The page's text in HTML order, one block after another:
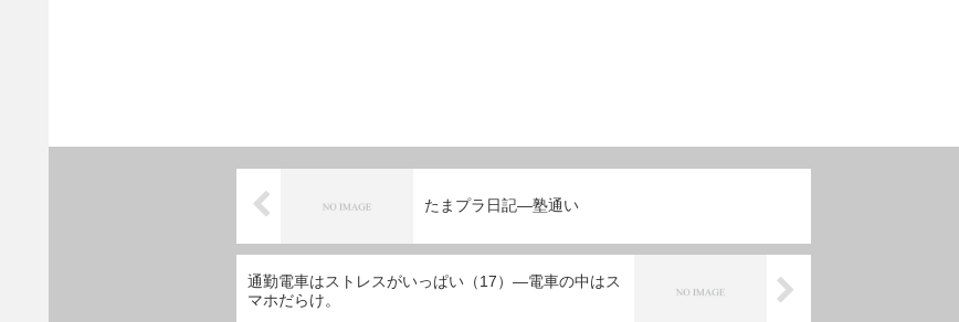
たまプラ日記―塾通い
通勤電車はストレスがいっぱい（17）―電車の中はス
マホだらけ。